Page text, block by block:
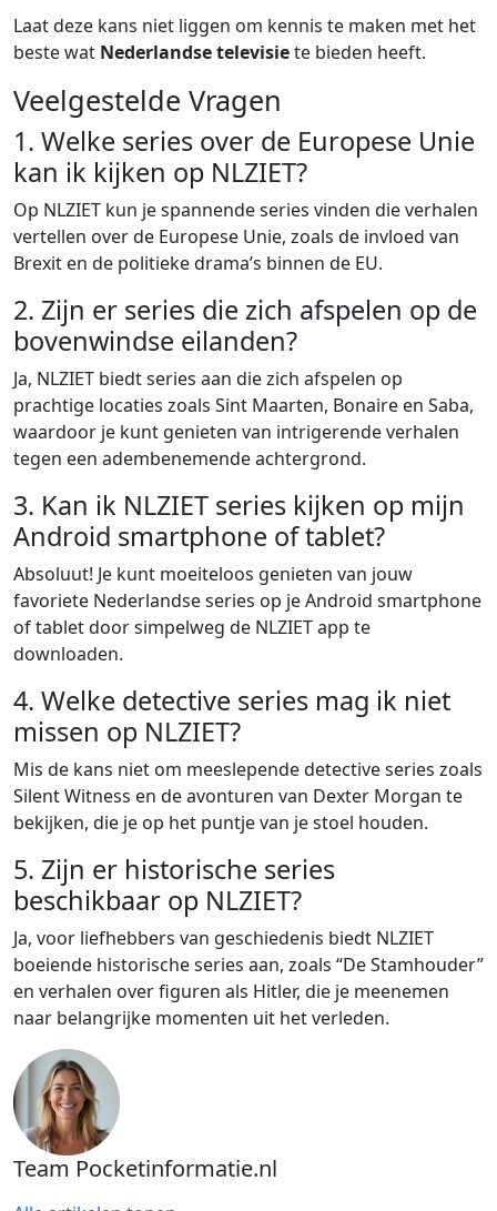
Laat deze kans niet liggen om kennis te maken met het
beste wat Nederlandse televisiete bieden heeft.
Veelgestelde Vragen
1. Welke series over de Europese Unie
kan ik kijken op NLZIET?
Op NLZIET kun je spannende series vinden die verhalen
vertellen over de Europese Unie, zoals de invloed van
Brexit en de politieke drama’s binnen de EU.
2. Zijn er series die zich afspelen op de
bovenwindse eilanden?
Ja, NLZIET biedt series aan die zich afspelen op
prachtige locaties zoals Sint Maarten, Bonaire en Saba,
waardoor je kunt genieten van intrigerende verhalen
tegen een adembenemende achtergrond.
3. Kan ik NLZIET series kijken op mijn
Android smartphone of tablet?
Absoluut! Je kunt moeiteloos genieten van jouw
favoriete Nederlandse series op je Android smartphone
of tablet door simpelweg de NLZIET app te
downloaden.
4. Welke detective series mag ik niet
missen op NLZIET?
Mis de kans niet om meeslepende detective series zoals
Silent Witness en de avonturen van Dexter Morgan te
bekijken, die je op het puntje van je stoel houden.
5. Zijn er historische series
beschikbaar op NLZIET?
Ja, voor liefhebbers van geschiedenis biedt NLZIET
boeiende historische series aan, zoals “De Stamhouder”
en verhalen over figuren als Hitler, die je meenemen
naar belangrijke momenten uit het verleden.
Team Pocketinformatie.nl